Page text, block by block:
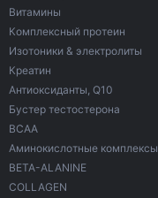
Витамины
Комплексный протеин
Изотоники & электролиты
Креатин
Антиоксиданты, Q10
Бустер тестостерона
ВСАА
Аминокислотные комплексы
BETA-ALANINE
COLLAGEN